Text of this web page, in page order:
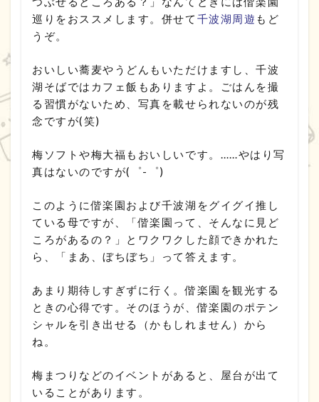
巡りをおススメします。併せて 千波湖周遊 もど
うぞ。
おいしい蕎麦やうどんもいただけますし、千波
湖そばではカフェ飯もありますよ。ごはんを撮
る習慣がないため、写真を載せられないのが残
念ですが(笑)
梅ソフトや梅大福もおいしいです。……やはり写
真はないのですが(゜-゜)
このように偕楽園および千波湖をグイグイ推し
ている母ですが、「偕楽園って、そんなに見ど
ころがあるの？」とワクワクした顔できかれた
ら、「まあ、ぼちぼち」って答えます。
あまり期待しすぎずに行く。偕楽園を観光する
ときの心得です。そのほうが、偕楽園のポテン
シャルを引き出せる（かもしれません）から
ね。
梅まつりなどのイベントがあると、屋台が出て
いることがあります。